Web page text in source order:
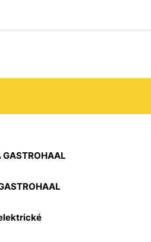
GASTROHAAL